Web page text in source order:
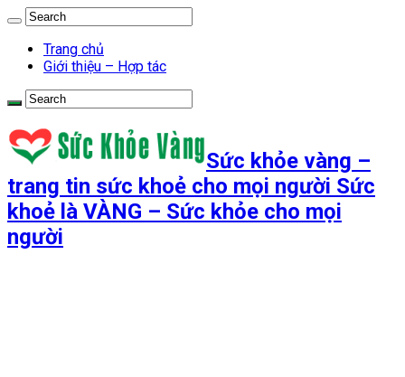
Trang chủ
Giới thiệu – Hợp tác
Sức khỏe vàng –
trang tin sức khoẻ cho mọi người Sức
khoẻ là VÀNG – Sức khỏe cho mọi
người